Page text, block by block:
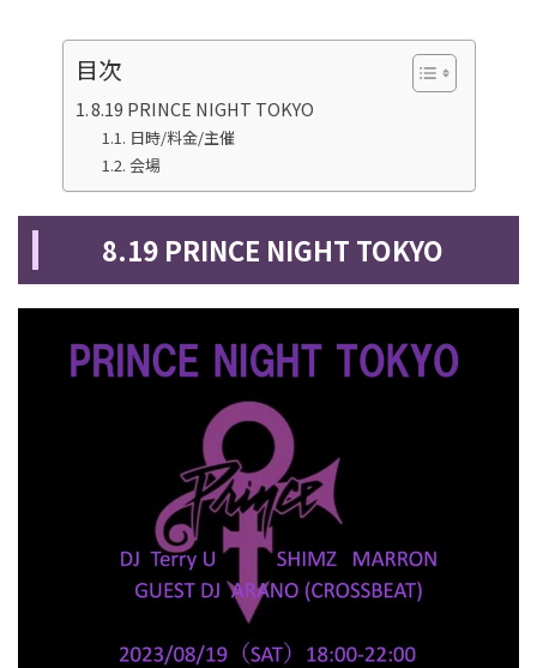
目次
8.19 PRINCE NIGHT TOKYO
日時/料金/主催
会場
8.19 PRINCE NIGHT TOKYO